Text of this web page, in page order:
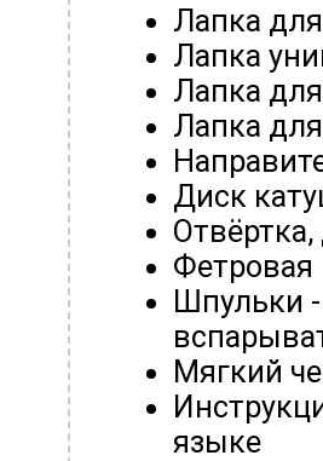
Лапка
Лапка
Лапка
Лапка
Диск
Фетровая
Шпульки
Мягкий
языке